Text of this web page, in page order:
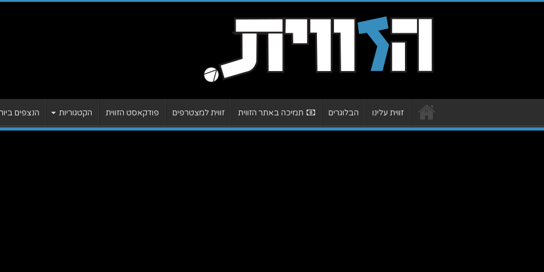
זווית עלינו הבלוגרים תמיכה באתר הזווית זווית למצטרפים פודקאסט הזווית הקטגוריות הנצפים